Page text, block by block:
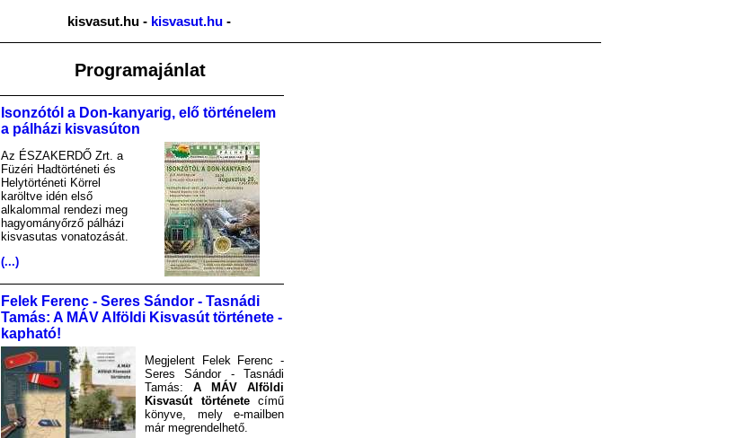
kisvasut.hu - kisvasut.hu -
Programajánlat
Isonzótól a Don-kanyarig, elő történelem
a pálházi kisvasúton
Az ÉSZAKERDŐ Zrt. a
Füzéri Hadtörténeti és
Helytörténeti Körrel
karöltve idén első
alkalommal rendezi meg
hagyományőrző pálházi
kisvasutas vonatozását.
(...)
Felek Ferenc - Seres Sándor - Tasnádi
Tamás: A MÁV Alföldi Kisvasút története -
kapható!
Megjelent Felek Ferenc -
Seres Sándor - Tasnádi
Tamás: A MÁV Alföldi
Kisvasút története című
könyve, mely e-mailben
már megrendelhető.